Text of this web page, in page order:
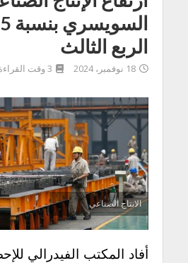
الربع الثالث
18 نوفمبر، 2024 3 وقت القراءة بالدقيقة
الانتاج الصناعي
أفاد المكتب الفيدرالي